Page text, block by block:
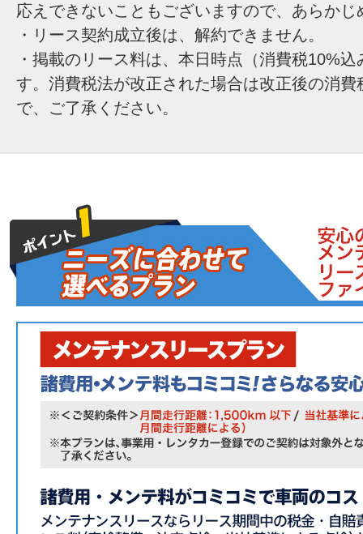
応えできないこともございますので、あらか
・リース契約成立後は、解約できません。
・掲載のリース料は、本日時点（消費税10%
す。消費税法が改正された場合は改正後の消費
で、ご了承ください。